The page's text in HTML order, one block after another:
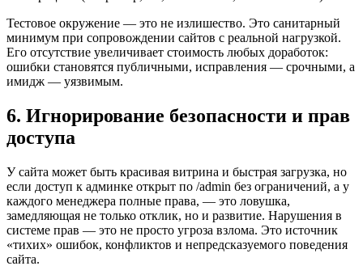
Тестовое окружение — это не излишество. Это санитарный
минимум при сопровождении сайтов с реальной нагрузкой.
Его отсутствие увеличивает стоимость любых доработок:
ошибки становятся публичными, исправления — срочными, а
имидж — уязвимым.
6. Игнорирование безопасности и прав
доступа
У сайта может быть красивая витрина и быстрая загрузка, но
если доступ к админке открыт по /admin без ограничений, а у
каждого менеджера полные права, — это ловушка,
замедляющая не только отклик, но и развитие. Нарушения в
системе прав — это не просто угроза взлома. Это источник
«тихих» ошибок, конфликтов и непредсказуемого поведения
сайта.